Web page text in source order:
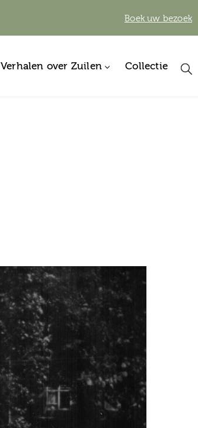
Boek uw bezoek
Verhalen over Zuilen Collectie